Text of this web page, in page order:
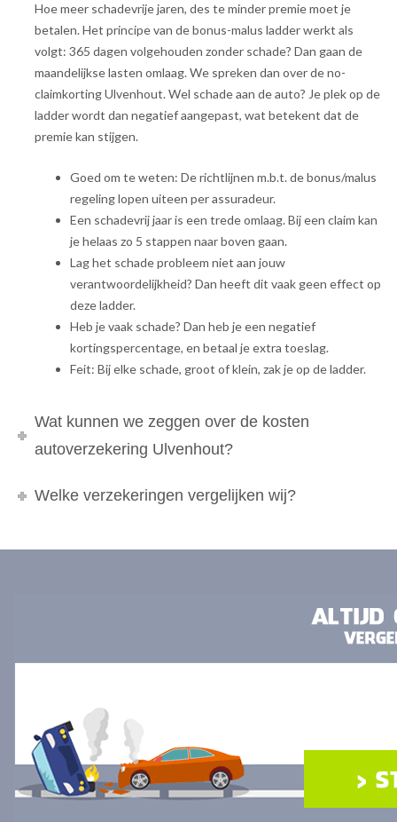
Hoe meer schadevrije jaren, des te minder premie moet je
betalen. Het principe van de bonus-malus ladder werkt als
volgt: 365 dagen volgehouden zonder schade? Dan gaan de
maandelijkse lasten omlaag. We spreken dan over de no-
claimkorting Ulvenhout. Wel schade aan de auto? Je plek op de
ladder wordt dan negatief aangepast, wat betekent dat de
premie kan stijgen.
Goed om te weten: De richtlijnen m.b.t. de bonus/malus
regeling lopen uiteen per assuradeur.
Een schadevrij jaar is een trede omlaag. Bij een claim kan
je helaas zo 5 stappen naar boven gaan.
Lag het schade probleem niet aan jouw
verantwoordelijkheid? Dan heeft dit vaak geen effect op
deze ladder.
Heb je vaak schade? Dan heb je een negatief
kortingspercentage, en betaal je extra toeslag.
Feit: Bij elke schade, groot of klein, zak je op de ladder.
Wat kunnen we zeggen over de kosten
autoverzekering Ulvenhout?
Welke verzekeringen vergelijken wij?